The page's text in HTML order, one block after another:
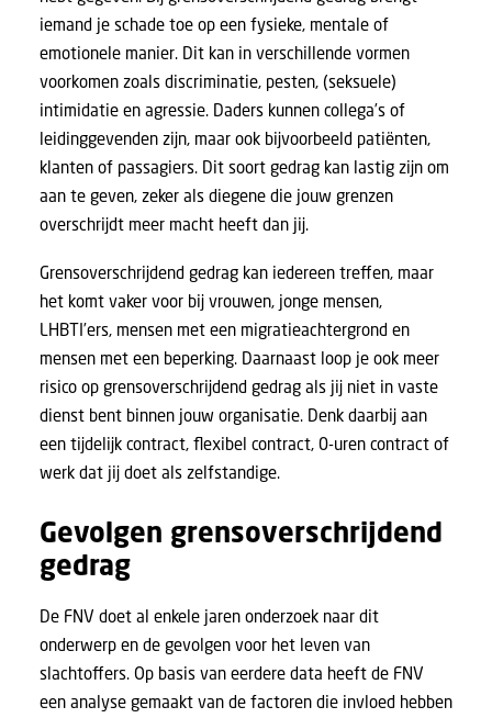
iemand je schade toe op een fysieke, mentale of
emotionele manier. Dit kan in verschillende vormen
voorkomen zoals discriminatie, pesten, (seksuele)
intimidatie en agressie. Daders kunnen collega’s of
leidinggevenden zijn, maar ook bijvoorbeeld patiënten,
klanten of passagiers. Dit soort gedrag kan lastig zijn om
aan te geven, zeker als diegene die jouw grenzen
overschrijdt meer macht heeft dan jij.
Grensoverschrijdend gedrag kan iedereen treffen, maar
het komt vaker voor bij vrouwen, jonge mensen,
LHBTI’ers, mensen met een migratieachtergrond en
mensen met een beperking. Daarnaast loop je ook meer
risico op grensoverschrijdend gedrag als jij niet in vaste
dienst bent binnen jouw organisatie. Denk daarbij aan
een tijdelijk contract, flexibel contract, 0-uren contract of
werk dat jij doet als zelfstandige.
Gevolgen grensoverschrijdend
gedrag
De FNV doet al enkele jaren onderzoek naar dit
onderwerp en de gevolgen voor het leven van
slachtoffers. Op basis van eerdere data heeft de FNV
een analyse gemaakt van de factoren die invloed hebben